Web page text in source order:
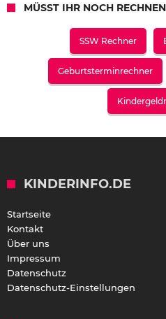
MÜSST IHR NOCH
SSW Rechner
Geburtsterminrechner
KINDERINFO.DE
Startseite
Kontakt
Über uns
Impressum
Datenschutz
Datenschutz-Einstellungen